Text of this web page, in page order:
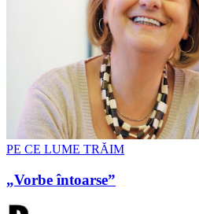
PE CE LUME TRĂIM
„Vorbe întoarse”